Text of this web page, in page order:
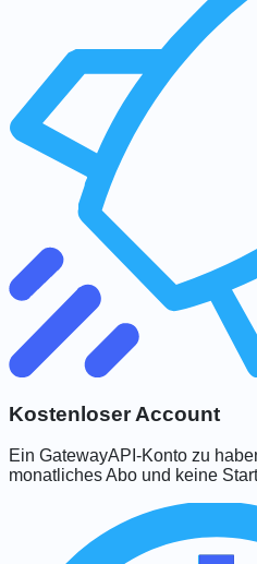
Kostenloser Account
Ein GatewayAPI-Konto zu
monatliches Abo und keine